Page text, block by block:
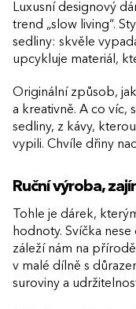
Luxusní designový
trend „slow living“.
sedliny: skvěle
upcykluje materiál,
Originální způsob,
a kreativně. A co víc,
sedliny, z kávy,
vypili. Chvíle dřiny
Ruční výroba,
Tohle je dárek,
hodnoty. Svíčka
záleží nám na
v malé dílně s
suroviny a